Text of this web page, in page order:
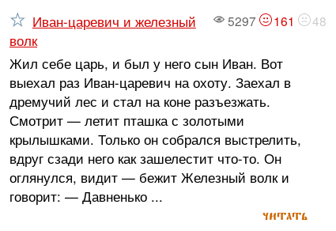
5297 161 48
Иван-царевич и железный
волк
Жил себе царь, и был у него сын Иван. Вот
выехал раз Иван-царевич на охоту. Заехал в
дремучий лес и стал на коне разъезжать.
Смотрит — летит пташка с золотыми
крылышками. Только он собрался выстрелить,
вдруг сзади него как зашелестит что-то. Он
оглянулся, видит — бежит Железный волк и
говорит: — Давненько ...
читать